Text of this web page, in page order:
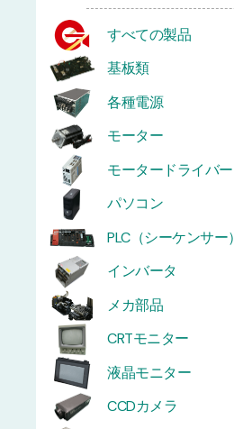
すべての製品
基板類
各種電源
モーター
モータードライバー
パソコン
PLC（シーケンサー）
インバータ
メカ部品
CRTモニター
液晶モニター
CCDカメラ